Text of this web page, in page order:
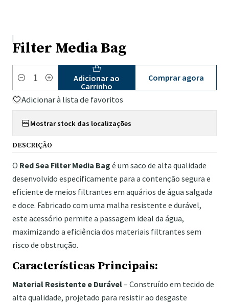
|
Filter Media Bag
Quantidade
Adicionar ao
Carrinho
Comprar agora
Adicionar à lista de favoritos
Mostrar stock das localizações
DESCRIÇÃO
O Red Sea Filter Media Bag é um saco de alta qualidade
desenvolvido especificamente para a contenção segura e
eficiente de meios filtrantes em aquários de água salgada
e doce. Fabricado com uma malha resistente e durável,
este acessório permite a passagem ideal da água,
maximizando a eficiência dos materiais filtrantes sem
risco de obstrução.
Características Principais:
Material Resistente e Durável– Construído em tecido de
alta qualidade, projetado para resistir ao desgaste